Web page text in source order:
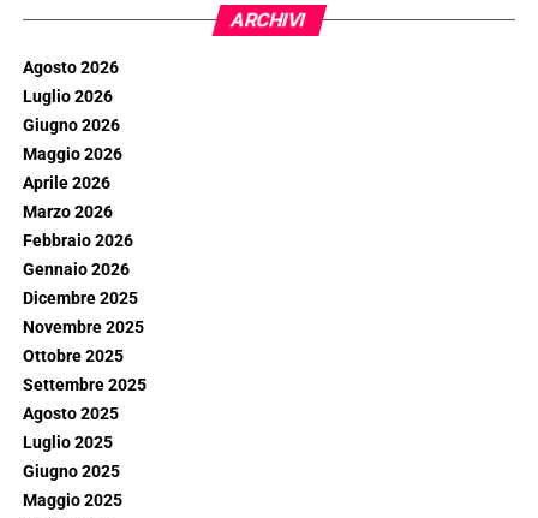
ARCHIVI
Agosto 2026
Luglio 2026
Giugno 2026
Maggio 2026
Aprile 2026
Marzo 2026
Febbraio 2026
Gennaio 2026
Dicembre 2025
Novembre 2025
Ottobre 2025
Settembre 2025
Agosto 2025
Luglio 2025
Giugno 2025
Maggio 2025